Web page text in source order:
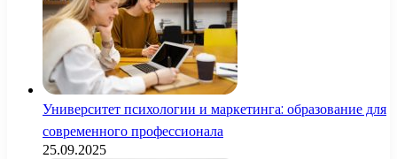
Университет психологии и маркетинга: образование для
современного профессионала
25.09.2025